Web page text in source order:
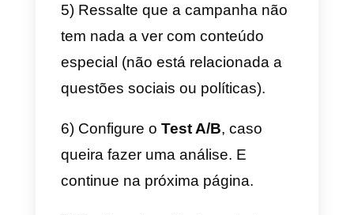
comparar com, por exemplo,
publicidade e propagandas que
têm o correio como meio.